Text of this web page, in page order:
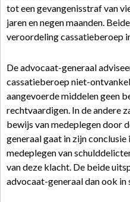
tot een gevangenisstraf van
jaren en negen maanden.
veroordeling cassatieberoep
De advocaat-generaal
cassatieberoep niet-
aangevoerde middelen geen
rechtvaardigen. In de andere
bewijs van medeplegen door
generaal gaat in zijn
medeplegen van
van deze klacht. De beide
advocaat-generaal dan ook in